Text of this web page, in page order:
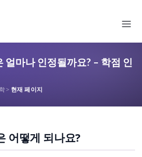
얼마나 인정될까요? – 학점 인
> 현재 페이지
어떻게 되나요?